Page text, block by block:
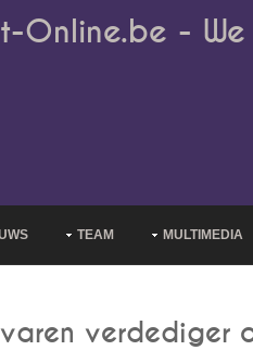
Online.be -
TEAM MULTIMEDIA
verdediger